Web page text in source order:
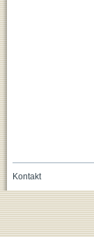
Kontakt